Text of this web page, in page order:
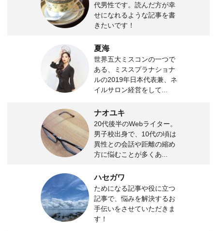
代男性です。読んだ方が幸
せになれるような記事を書
きたいです！
夏海
世界五大ミスコンの一つで
ある、ミススプラナショナ
ルの2019年日本代表兼、ネ
イルサロン経営をして...
ナオユキ
20代後半のWebライター。
男子校出身で、10代の頃は
異性との会話や距離の縮め
方に悩むことが多くあ...
ハセガワ
ためになる記事や役に立つ
記事で、悩みを解決するお
手伝いをさせていただきま
す！